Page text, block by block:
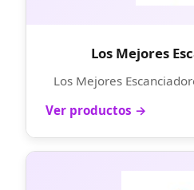
Los Mejores
Los Mejores
Ver productos →